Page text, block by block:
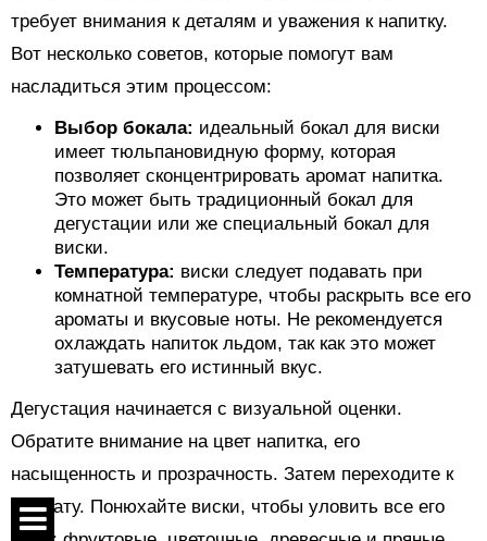
требует внимания к деталям и уважения к напитку.
Вот несколько советов, которые помогут вам
насладиться этим процессом:
Выбор бокала: идеальный бокал для виски
имеет тюльпановидную форму, которая
позволяет сконцентрировать аромат напитка.
Это может быть традиционный бокал для
дегустации или же специальный бокал для
виски.
Температура: виски следует подавать при
комнатной температуре, чтобы раскрыть все его
ароматы и вкусовые ноты. Не рекомендуется
охлаждать напиток льдом, так как это может
затушевать его истинный вкус.
Дегустация начинается с визуальной оценки.
Обратите внимание на цвет напитка, его
насыщенность и прозрачность. Затем переходите к
аромату. Понюхайте виски, чтобы уловить все его